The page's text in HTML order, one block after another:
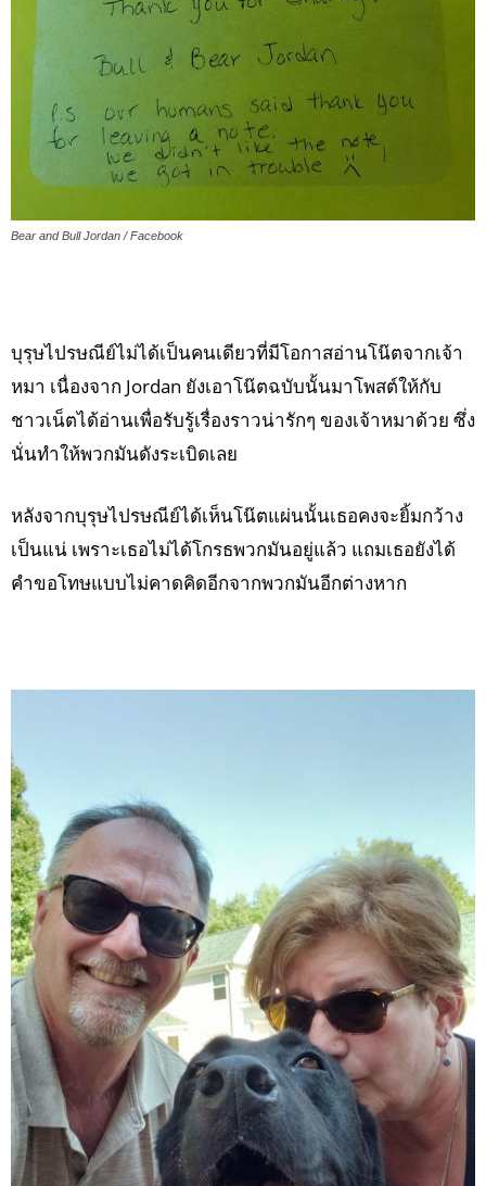
Bear and Bull Jordan / Facebook
บุรุษไปรษณีย์ไม่ได้เป็นคนเดียวที่มีโอกาสอ่านโน๊ตจากเจ้า
หมา เนื่องจาก Jordan ยังเอาโน๊ตฉบับนั้นมาโพสต์ให้กับ
ชาวเน็ตได้อ่านเพื่อรับรู้เรื่องราวน่ารักๆ ของเจ้าหมาด้วย ซึ่ง
นั่นทำให้พวกมันดังระเบิดเลย
หลังจากบุรุษไปรษณีย์ได้เห็นโน๊ตแผ่นนั้นเธอคงจะยิ้มกว้าง
เป็นแน่ เพราะเธอไม่ได้โกรธพวกมันอยู่แล้ว แถมเธอยังได้
คำขอโทษแบบไม่คาดคิดอีกจากพวกมันอีกต่างหาก